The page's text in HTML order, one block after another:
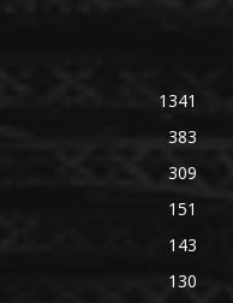
1341
383
309
151
143
130